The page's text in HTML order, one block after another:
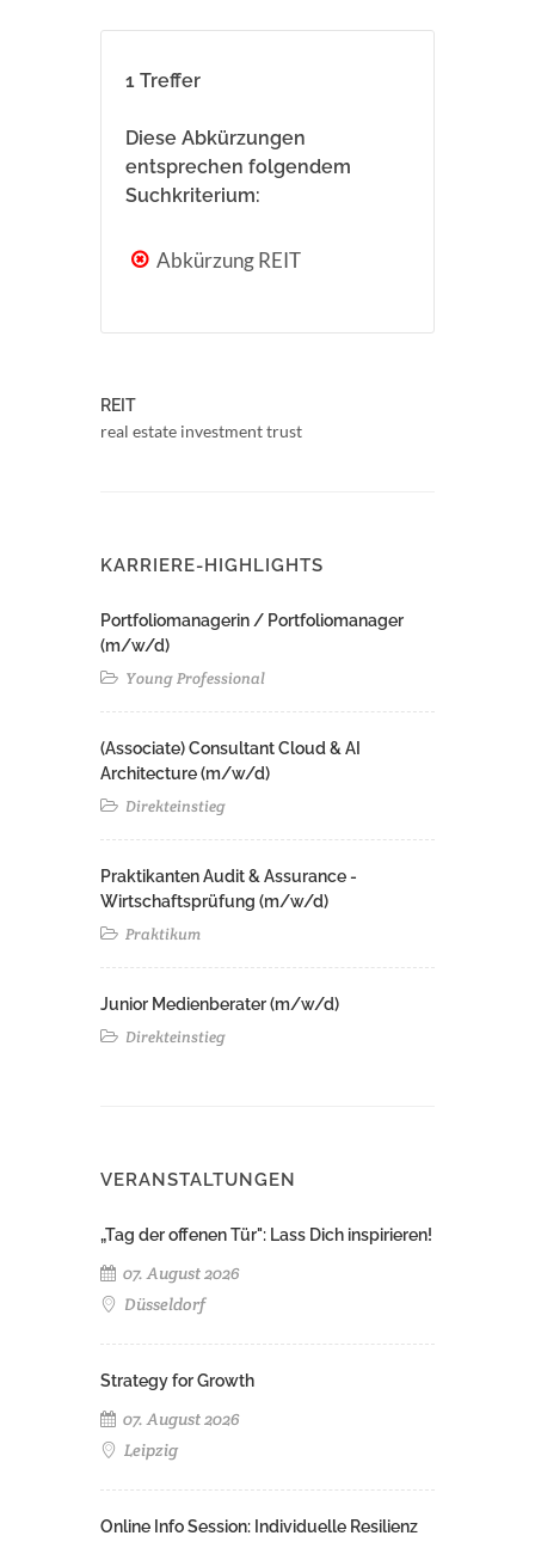
1 Treffer
Diese Abkürzungen
entsprechen folgendem
Suchkriterium:
Abkürzung REIT
REIT
real estate investment trust
KARRIERE-HIGHLIGHTS
Portfoliomanagerin / Portfoliomanager
(m/w/d)
Young Professional
(Associate) Consultant Cloud & AI
Architecture (m/w/d)​ ​
Direkteinstieg
Praktikanten Audit & Assurance -
Wirtschaftsprüfung (m/w/d)
Praktikum
Junior Medienberater (m/w/d)
Direkteinstieg
VERANSTALTUNGEN
„Tag der offenen Tür": Lass Dich inspirieren!
07. August 2026
Düsseldorf
Strategy for Growth
07. August 2026
Leipzig
Online Info Session: Individuelle Resilienz